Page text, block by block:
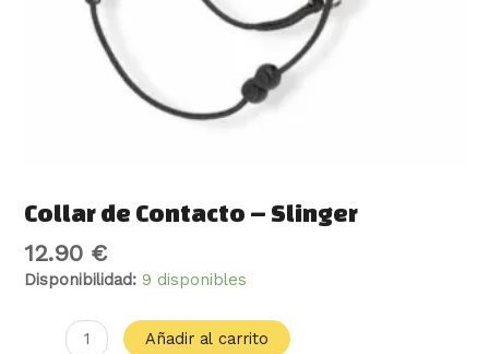
Collar de Contacto – Slinger
12.90 €
Disponibilidad: 9 disponibles
Añadir al carrito